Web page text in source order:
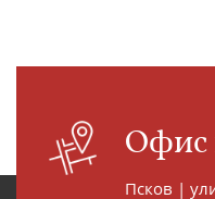
Офис
Псков |